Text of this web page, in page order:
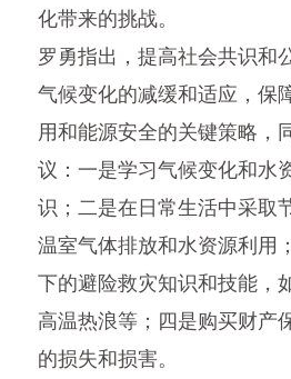
化带来的挑战。
罗勇指出，提高社会共识和
气候变化的减缓和适应，保
用和能源安全的关键策略，
议：一是学习气候变化和水
识；二是在日常生活中采取
温室气体排放和水资源利用
下的避险救灾知识和技能，
高温热浪等；四是购买财产
的损失和损害。